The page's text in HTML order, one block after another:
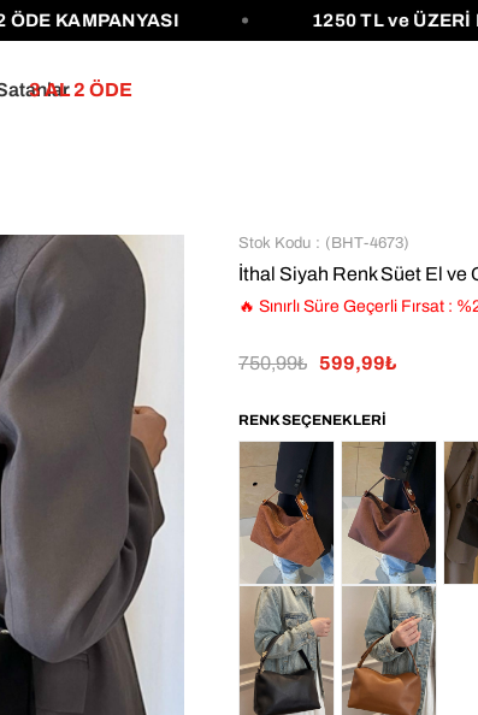
KAMPANYASI 1250 TL ve ÜZERİ
3 AL 2 ÖDE
Stok Kodu (BHT-4673)
İthal Siyah Renk Süet El ve
🔥 Sınırlı Süre Geçerli Fırsat : %
750,99₺ 599,99₺